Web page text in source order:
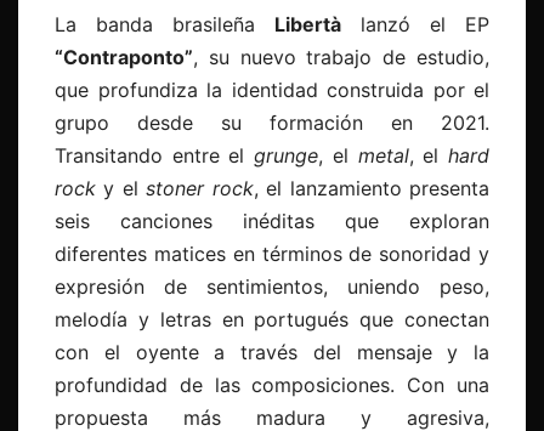
La banda brasileña Libertà lanzó el EP
“Contraponto”, su nuevo trabajo de estudio,
que profundiza la identidad construida por el
grupo desde su formación en 2021.
Transitando entre elgrunge, el metal, elhard
rock y elstoner rock, el lanzamiento presenta
seis canciones inéditas que exploran
diferentes matices en términos de sonoridad y
expresión de sentimientos, uniendo peso,
melodía y letras en portugués que conectan
con el oyente a través del mensaje y la
profundidad de las composiciones. Con una
propuesta más madura y agresiva,